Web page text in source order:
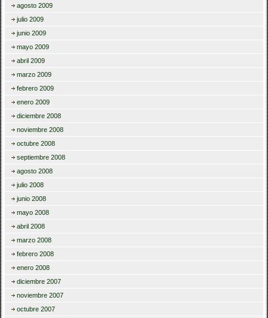
agosto 2009
julio 2009
junio 2009
mayo 2009
abril 2009
marzo 2009
febrero 2009
enero 2009
diciembre 2008
noviembre 2008
octubre 2008
septiembre 2008
agosto 2008
julio 2008
junio 2008
mayo 2008
abril 2008
marzo 2008
febrero 2008
enero 2008
diciembre 2007
noviembre 2007
octubre 2007